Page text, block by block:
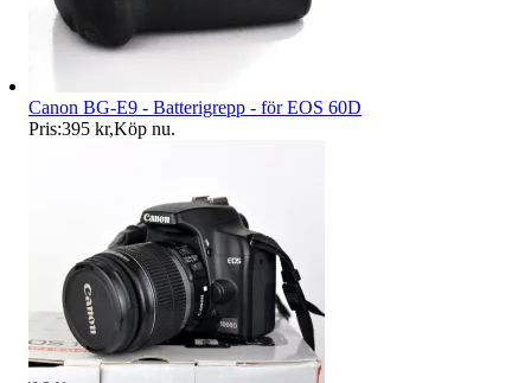
Canon BG-E9 - Batterigrepp - för EOS 60D
Pris:395 kr,Köp nu.